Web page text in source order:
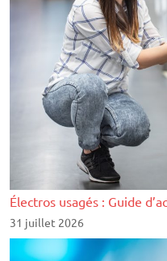
Électros usagés : Guide
31 juillet 2026